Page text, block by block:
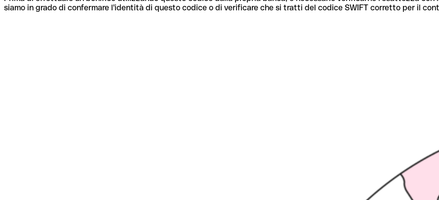
siamo in grado di confermare l'identità di questo codice o di verificare che si tratti del codice SWIFT corretto per il